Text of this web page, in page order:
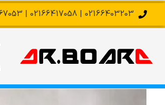
02166403203 | 02166417058 | 09107867053